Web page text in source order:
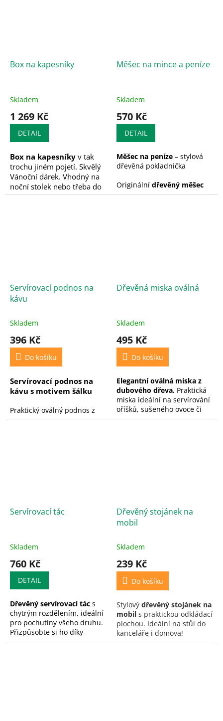
Box na kapesníky
Skladem
1 269 Kč
DETAIL
Box na kapesníky v tak
trochu jiném pojetí. Skvělý
Vánoční dárek. Vhodný na
noční stolek nebo třeba do
kuchyně.
Měšec na mince a peníze
Skladem
570 Kč
DETAIL
Měšec na peníze – stylová
dřevěná pokladnička
Originální dřevěný měšec
na penízevypadá podobně
postupně plní, a každý
!!!Pokud si přejete vypálit
vlastní text ,
příplateka napište Váš
požadovaný text (jména a
datum) v posledním kroku
poznámka pro prodejce!!!
Servírovací podnos na
kávu
Skladem
396 Kč
Do košíku
Servírovací podnos na
kávu s motivem šálku
Praktický oválný podnos z
dubového dřeva, zdobený
Dřevěná miska oválná
Skladem
495 Kč
Do košíku
Elegantní oválná miska z
dubového dřeva. Praktická
miska ideální na servírování
oříšků, sušeného ovoce či
jiných dobrot.
Servírovací tác
Skladem
760 Kč
DETAIL
Dřevěný servírovací tác s
chytrým rozdělením, ideální
pro pochutiny všeho druhu.
Přizpůsobte si ho díky
možnosti gravírování ve
Dřevěný stojánek na
mobil
Skladem
239 Kč
Do košíku
Stylový dřevěný stojánek na
mobil s praktickou odkládací
plochou. Ideální na stůl do
kanceláře i domova!